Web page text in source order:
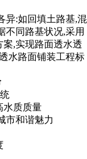
异:如回填土路基,混
不同路基状况,采用
,实现路面透水透
水路面铺装工程标
水质质量
市和谐魅力